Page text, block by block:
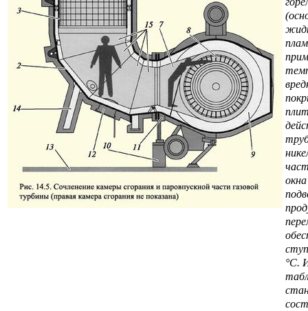
°С.